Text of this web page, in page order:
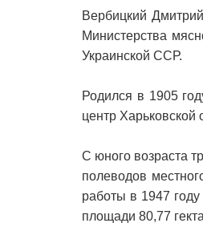
Вербицкий
Министерства
Украинской ССР.
Родился в 1905
центр Харьковской
С юного возраста
полеводов
работы в 1947
площади 80,77